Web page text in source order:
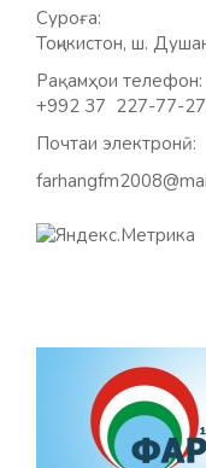
Суроға:
Тоҷикистон, ш.
Рақамҳои телефон:
+992 37 227-77-
Почтаи электронӣ: